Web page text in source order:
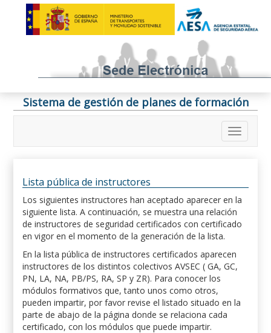
Sistema de gestión de planes de formación
Lista pública de instructores
Los siguientes instructores han aceptado aparecer en la
siguiente lista. A continuación, se muestra una relación
de instructores de seguridad certificados con certificado
en vigor en el momento de la generación de la lista.
En la lista pública de instructores certificados aparecen
instructores de los distintos colectivos AVSEC ( GA, GC,
PN, LA, NA, PB/PS, RA, SP y ZR). Para conocer los
módulos formativos que, tanto unos como otros,
pueden impartir, por favor revise el listado situado en la
parte de abajo de la página donde se relaciona cada
certificado, con los módulos que puede impartir.